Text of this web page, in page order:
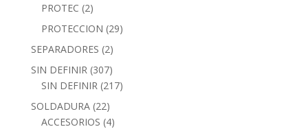
PROTEC (2)
PROTECCION (29)
SEPARADORES (2)
SIN DEFINIR (307)
SIN DEFINIR (217)
SOLDADURA (22)
ACCESORIOS (4)